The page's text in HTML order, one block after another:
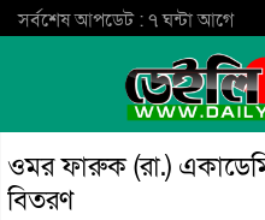
সর্বশেষ আপডেট : ৭ ঘন্টা আগে
ওমর ফারুক (রা.)
বিতরণ